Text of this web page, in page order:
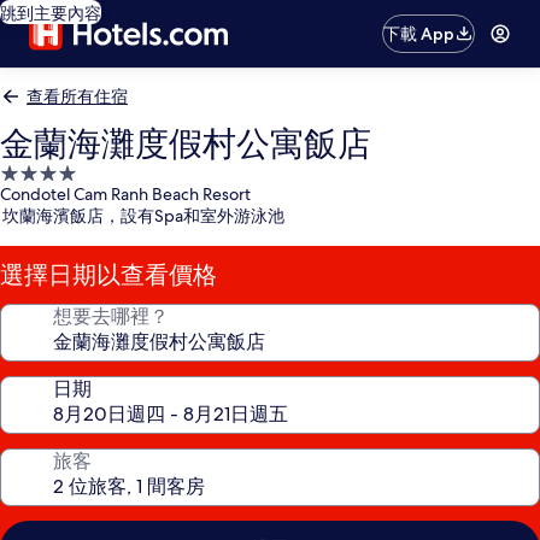
跳到主要內容
下載 App
查看所有住宿
金蘭海灘度假村公寓飯店
4.0
星
級
住
宿
Condotel Cam Ranh Beach Resort
坎蘭海濱飯店，設有Spa和室外游泳池
選擇日期以查看價格
想要去哪裡？
日期
旅客